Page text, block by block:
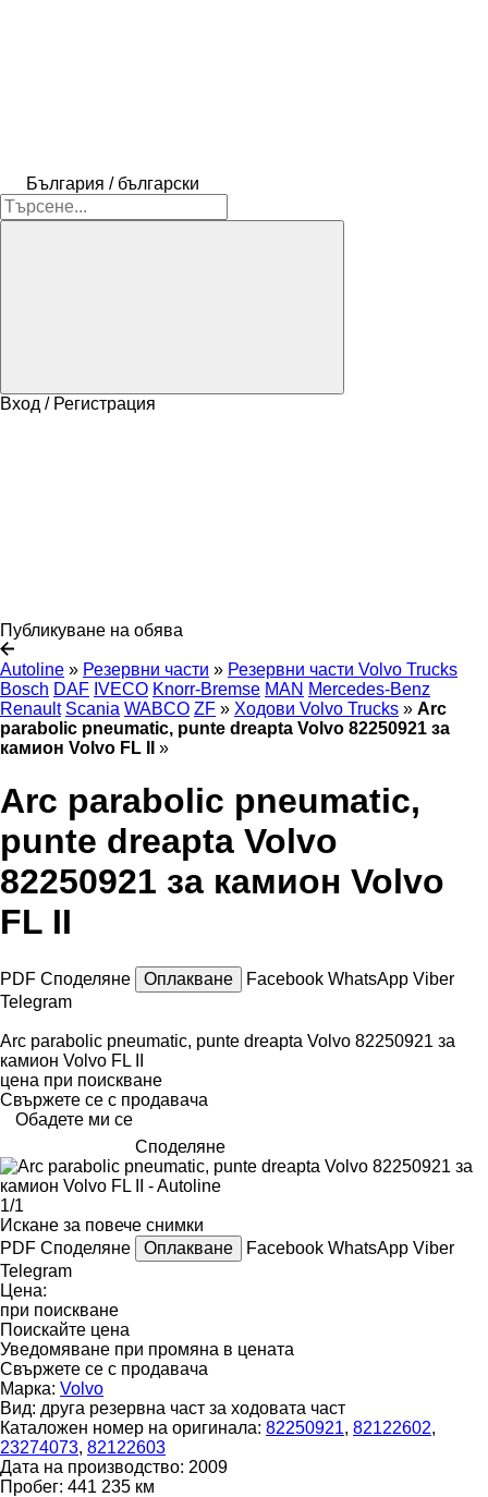
България / български
Вход / Регистрация
Публикуване на обява
Autoline » Резервни части » Резервни части Volvo Trucks
Bosch DAF IVECO Knorr-Bremse MAN Mercedes-Benz
Renault Scania WABCO ZF » Ходови Volvo Trucks » Arc
parabolic pneumatic, punte dreapta Volvo 82250921 за
камион Volvo FL II
»
Arc parabolic pneumatic,
punte dreapta Volvo
82250921 за камион Volvo
FL II
PDF Споделяне Оплакване Facebook WhatsApp Viber
Telegram
Arc parabolic pneumatic, punte dreapta Volvo 82250921 за
камион Volvo FL II
цена при поискване
Свържете се с продавача
Обадете ми се
Споделяне
1/1
Искане за повече снимки
PDF Споделяне Оплакване Facebook WhatsApp Viber
Telegram
Цена:
при поискване
Поискайте цена
Уведомяване при промяна в цената
Свържете се с продавача
Марка: Volvo
Вид: друга резервна част за ходовата част
Каталожен номер на оригинала: 82250921, 82122602,
23274073, 82122603
Дата на производство: 2009
Пробег: 441 235 км